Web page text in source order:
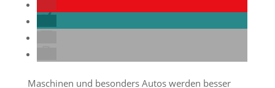
Maschinen und besonders Autos werden besser